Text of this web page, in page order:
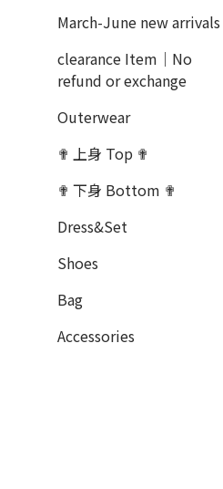
March-June new arrivals
clearance Item｜No
refund or exchange
Outerwear
✟ 上身 Top ✟
✟ 下身 Bottom ✟
Dress&Set
Shoes
Bag
Accessories